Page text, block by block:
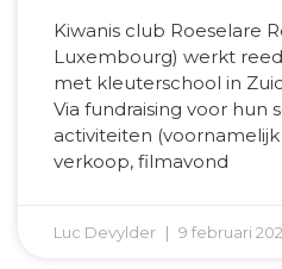
Kiwanis club Roeselare
Luxembourg) werkt
met kleuterschool in
Via fundraising voor hun
activiteiten
verkoop, filmavond
Luc Devylder 9 februari